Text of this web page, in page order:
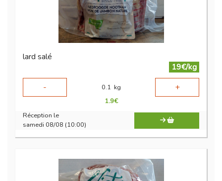
lard salé
19€/kg
-
0.1 kg +
1.9€
Réception le
samedi 08/08 (10:00)